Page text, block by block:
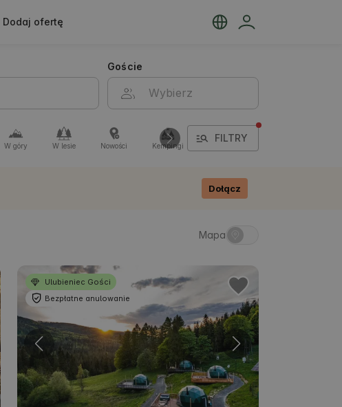
Dodaj ofertę
Goście
W góry W lesie Nowości Kempingi
FILTRY
Dołącz
Mapa
Ulubieniec Gości
Bezpłatne anulowanie